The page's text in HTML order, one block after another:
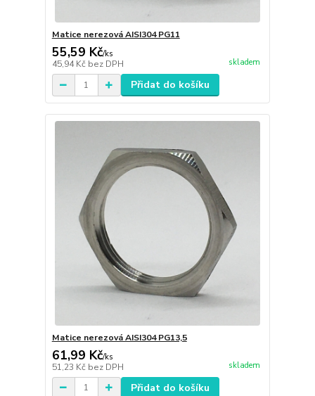
Matice nerezová AISI304 PG11
55,59 Kč/ks
45,94 Kč bez DPH skladem
Přidat do košíku
Matice nerezová AISI304 PG13,5
61,99 Kč/ks
51,23 Kč bez DPH skladem
Přidat do košíku